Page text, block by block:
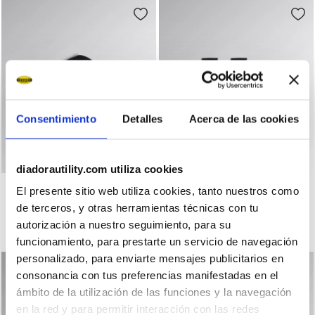
Consentimiento Detalles Acerca de las cookies
diadorautility.com utiliza cookies
El presente sitio web utiliza cookies, tanto nuestros como
de terceros, y otras herramientas técnicas con tu
autorización a nuestro seguimiento, para su
funcionamiento, para prestarte un servicio de navegación
personalizado, para enviarte mensajes publicitarios en
consonancia con tus preferencias manifestadas en el
ámbito de la utilización de las funciones y la navegación
en la red y para permitir interacción con las redes
POLAR BEANIE
US$ 25,00
Gorra reversible
COTTON SUMMER SOCKS
US$ 12,00
Calcetines de trabajo